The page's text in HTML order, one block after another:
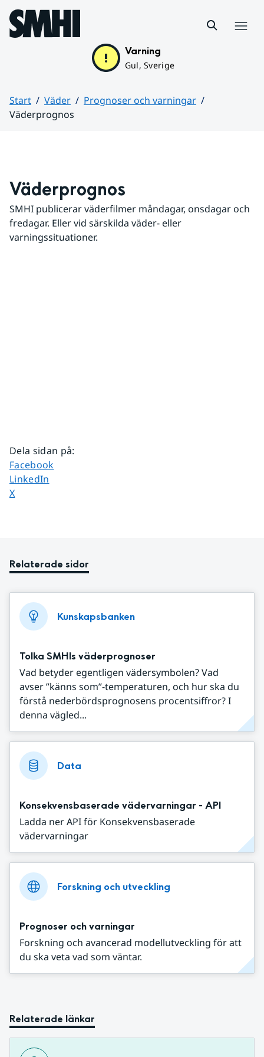
Hoppa till sidans innehåll
Varning
Gul, Sverige
Start Väder
Prognoser och varningar
Väderprognos
Väderprognos
SMHI publicerar väderfilmer måndagar, onsdagar och
fredagar. Eller vid särskilda väder- eller
varningssituationer.
Dela sidan på:
Dela sidan på
Facebook
Dela sidan på
LinkedIn
Dela sidan på
X
Relaterade sidor
Kunskapsbanken
Tolka SMHIs väderprognoser
Vad betyder egentligen vädersymbolen? Vad
avser ”känns som”-temperaturen, och hur ska du
förstå nederbördsprognosens procentsiffror? I
denna vägled...
Data
Konsekvensbaserade vädervarningar - API
Ladda ner API för Konsekvensbaserade
vädervarningar
Forskning och utveckling
Prognoser och varningar
Forskning och avancerad modellutveckling för att
du ska veta vad som väntar.
Relaterade länkar